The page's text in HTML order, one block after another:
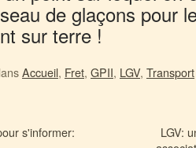
de glaçons pour
sur terre !
Accueil, Fret, GPII, LGV, Transport
s'informer:
LGV: